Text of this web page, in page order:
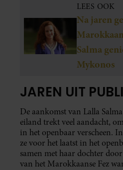
LEES OOK
Na jaren
Salma
Mykonos
JAREN UIT
De aankomst van Lalla
eiland trekt veel aandacht,
in het openbaar verscheen.
ze voor het laatst in het
samen met haar dochter
van het Marokkaanse Fez